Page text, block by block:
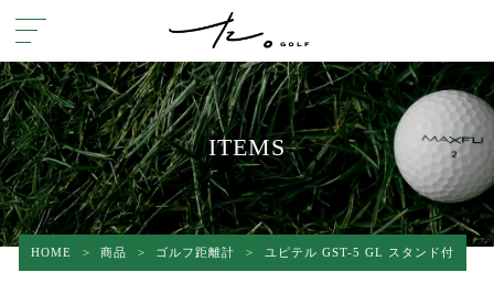
ITEMS
HOME > 商品 > ゴルフ距離計 > ユピテル GST-5 GL スタンド付